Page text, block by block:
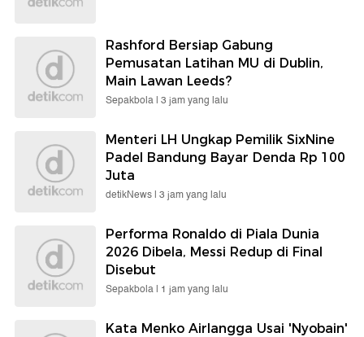
Rashford Bersiap Gabung
Pemusatan Latihan MU di Dublin,
Main Lawan Leeds?
Sepakbola | 3 jam yang lalu
Menteri LH Ungkap Pemilik SixNine
Padel Bandung Bayar Denda Rp 100
Juta
detikNews | 3 jam yang lalu
Performa Ronaldo di Piala Dunia
2026 Dibela, Messi Redup di Final
Disebut
Sepakbola | 1 jam yang lalu
Kata Menko Airlangga Usai 'Nyobain'